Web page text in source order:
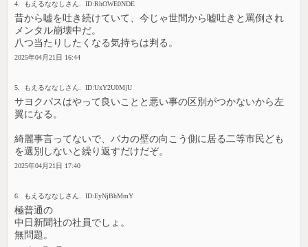
4. もえるななしさん. ID:RhOWE0NDE
昔から嘘を吐き続けていて、今じゃ世間から嘘吐きと罵倒され
メンタル崩壊中だ。
八つ当たりしたくなる気持ちは判る。
2025年04月21日 16:44
5. もえるななしさん. ID:UxY2U0MjU
サヨクパスはやって良いことと悪い事の区別がつかないから左
翼になる。
綺麗事言ってないで、バカの壁の向こう側に居る二等市民ども
を選別しないと繰り返すだけだぞ。
2025年04月21日 17:40
6. もえるななしさん. ID:EyNjBhMmY
極普通の
中日新聞社の社員でしょ。
無問題。